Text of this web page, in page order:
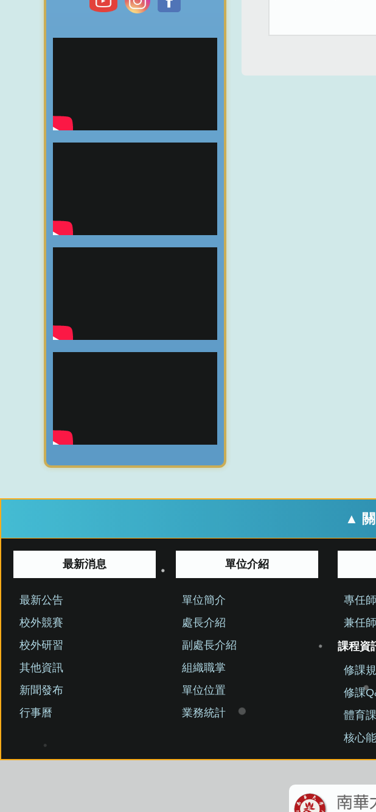
▲ 關
最新消息
最新公告
校外競賽
校外研習
其他資訊
新聞發布
行事曆
單位介紹
單位簡介
處長介紹
副處長介紹
組織職掌
單位位置
業務統計
專任
兼任
課程資
修課
修課
體育
核心